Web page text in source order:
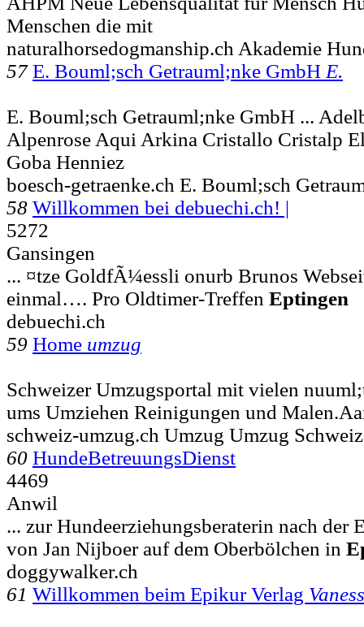
Menschen die mit
naturalhorsedogmanship.ch Akademie
57 E. Bouml;sch Getrauml;nke GmbH E.
E. Bouml;sch Getrauml;nke GmbH ...
Alpenrose Aqui Arkina Cristallo Cristalp
Goba Henniez
boesch-getraenke.ch E. Bouml;sch
58 Willkommen bei debuechi.ch! |
5272
Gansingen
... ¤tze GoldfÃ¼essli onurb Brunos
einmal…. Pro Oldtimer-Treffen Eptingen
debuechi.ch
59 Home umzug
Schweizer Umzugsportal mit vielen
ums Umziehen Reinigungen und
schweiz-umzug.ch Umzug Umzug
60 HundeBetreuungsDienst
4469
Anwil
... zur Hundeerziehungsberaterin nach der
von Jan Nijboer auf dem Oberbölchen in
doggywalker.ch
61 Willkommen beim Epikur Verlag